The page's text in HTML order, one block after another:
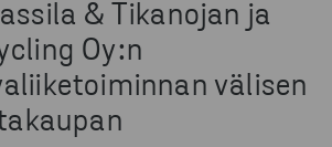
& Tikanojan ja
Oy:n
välisen